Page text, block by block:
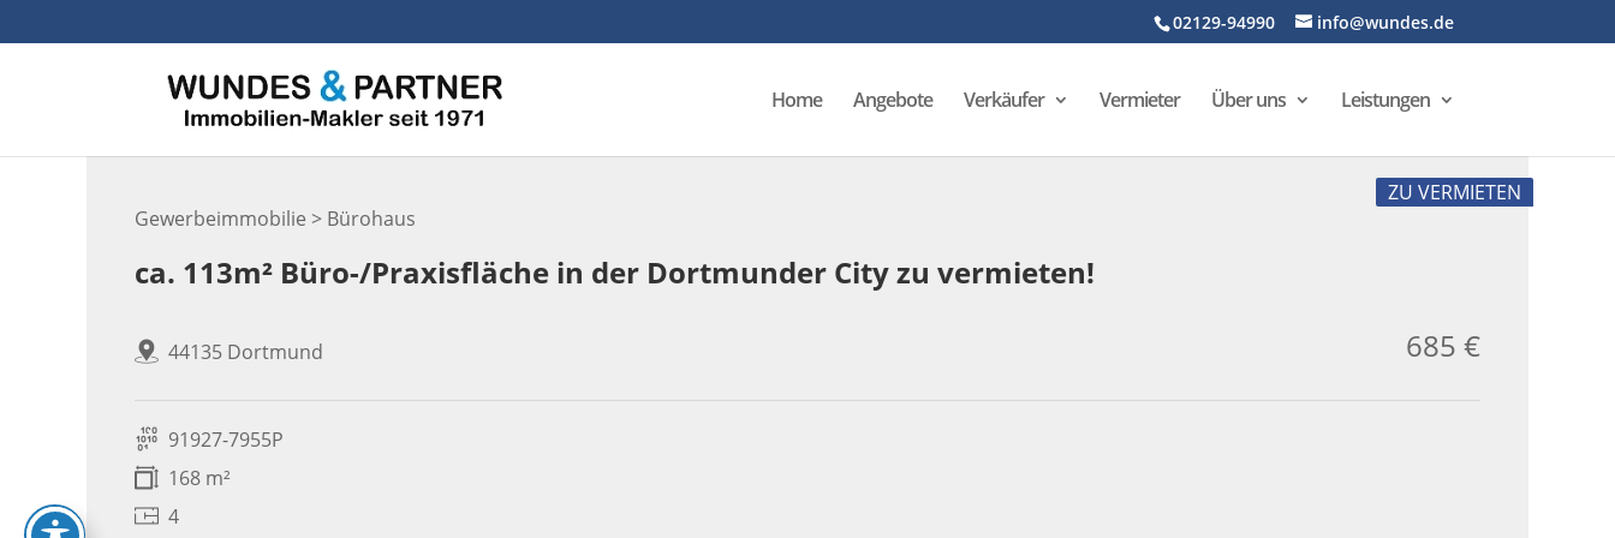
02129-94990 info@wundes.de
Home Angebote Verkäufer Vermieter Über uns Leistungen
Gewerbeimmobilie > Bürohaus
ZU VERMIETEN
ca. 113m² Büro-/Praxisfläche in der Dortmunder City zu vermieten!
44135 Dortmund 685 €
91927-7955P
168 m²
4